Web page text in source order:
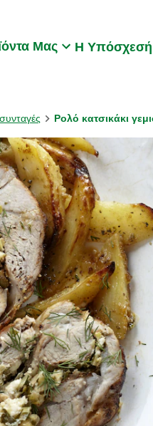
Μας Η
Ρολό κατσικάκι